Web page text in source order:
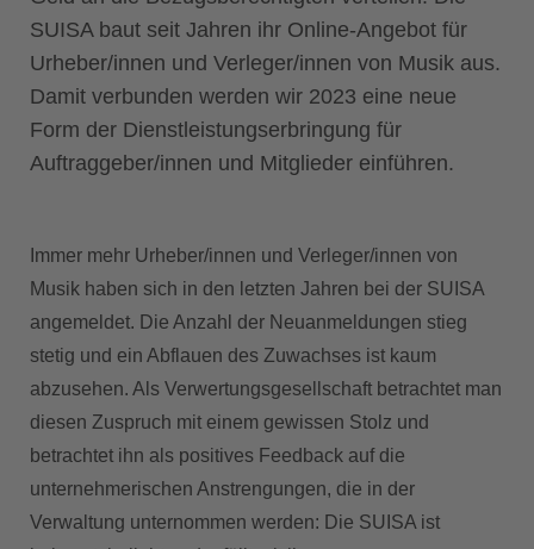
SUISA baut seit Jahren ihr Online-Angebot für
Urheber/innen und Verleger/innen von Musik aus.
Damit verbunden werden wir 2023 eine neue
Form der Dienstleistungserbringung für
Auftraggeber/innen und Mitglieder einführen.
Immer mehr Urheber/innen und Verleger/innen von
Musik haben sich in den letzten Jahren bei der SUISA
angemeldet. Die Anzahl der Neuanmeldungen stieg
stetig und ein Abflauen des Zuwachses ist kaum
abzusehen. Als Verwertungsgesellschaft betrachtet man
diesen Zuspruch mit einem gewissen Stolz und
betrachtet ihn als positives Feedback auf die
unternehmerischen Anstrengungen, die in der
Verwaltung unternommen werden: Die SUISA ist